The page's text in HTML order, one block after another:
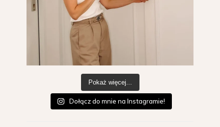
Pokaż więcej...
Dołącz do mnie na Instagramie!